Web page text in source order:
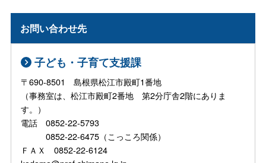
お問い合わせ先
子ども・子育て支援課
〒690-8501 島根県松江市殿町1番地
（事務室は、松江市殿町2番地 第2分庁舎2階にありま
す。）
電話 0852-22-5793
0852-22-6475（こっころ関係）
ＦＡＸ 0852-22-6124